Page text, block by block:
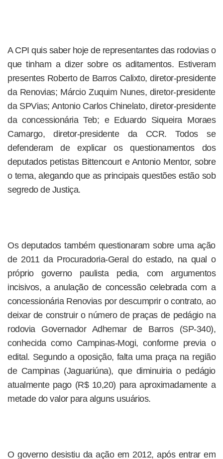
A CPI quis saber hoje de representantes das rodovias o
que tinham a dizer sobre os aditamentos. Estiveram
presentes Roberto de Barros Calixto, diretor-presidente
da Renovias; Márcio Zuquim Nunes, diretor-presidente
da SPVias; Antonio Carlos Chinelato, diretor-presidente
da concessionária Teb; e Eduardo Siqueira Moraes
Camargo, diretor-presidente da CCR. Todos se
defenderam de explicar os questionamentos dos
deputados petistas Bittencourt e Antonio Mentor, sobre
o tema, alegando que as principais questões estão sob
segredo de Justiça.
Os deputados também questionaram sobre uma ação
de 2011 da Procuradoria-Geral do estado, na qual o
próprio governo paulista pedia, com argumentos
incisivos, a anulação de concessão celebrada com a
concessionária Renovias por descumprir o contrato, ao
deixar de construir o número de praças de pedágio na
rodovia Governador Adhemar de Barros (SP-340),
conhecida como Campinas-Mogi, conforme previa o
edital. Segundo a oposição, falta uma praça na região
de Campinas (Jaguariúna), que diminuiria o pedágio
atualmente pago (R$ 10,20) para aproximadamente a
metade do valor para alguns usuários.
O governo desistiu da ação em 2012, após entrar em